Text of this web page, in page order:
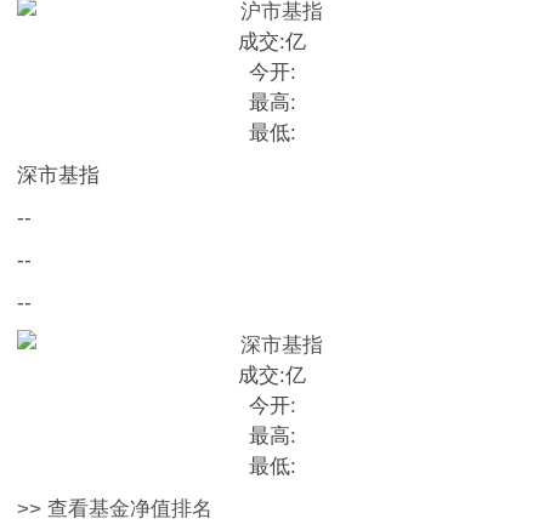
成交:亿
今开:
最高:
最低:
深市基指
--
--
--
成交:亿
今开:
最高:
最低:
>> 查看基金净值排名